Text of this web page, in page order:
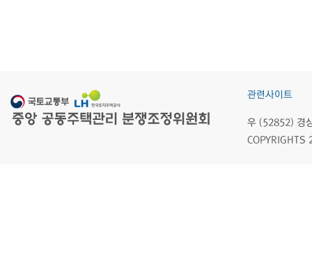
관련사이트
우 (52852) 경
COPYRIGHTS